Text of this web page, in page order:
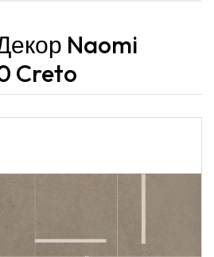
Naomi
Creto